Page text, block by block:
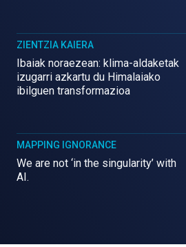
ZIENTZIA KAIERA
Ibaiak noraezean: klima-aldaketak
izugarri azkartu du Himalaiako
ibilguen transformazioa
MAPPING IGNORANCE
We are not ‘in the singularity’ with
AI.